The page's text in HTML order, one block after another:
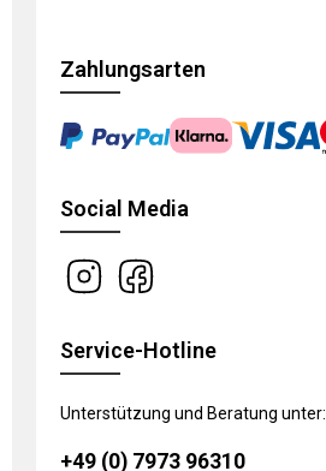
Zahlungsarten
Social Media
Service-Hotline
Unterstützung und Beratung unter:
+49 (0) 7973 96310